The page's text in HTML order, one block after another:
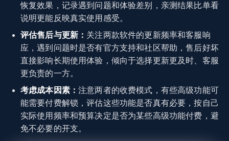
恢复效果，记录遇到问题和体验差别，亲测结果比单看
说明更能反映真实使用感受。
评估售后与更新： 关注两款软件的更新频率和客服响
应，遇到问题时是否有官方支持和社区帮助，售后好坏
直接影响长期使用体验，倾向于选择更新更及时、客服
更负责的一方。
考虑成本因素：注意两者的收费模式，有些高级功能可
能需要付费解锁，评估这些功能是否真有必要，按自己
实际使用频率和预算决定是否为某些高级功能付费，避
免不必要的开支。